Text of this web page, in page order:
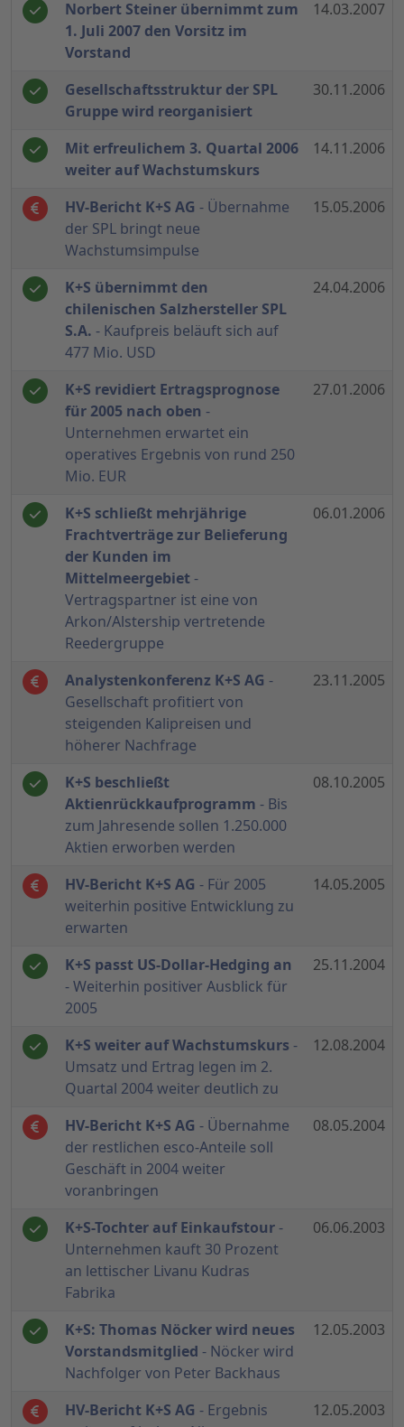
Norbert Steiner übernimmt zum
1. Juli 2007 den Vorsitz im
Vorstand
14.03.2007
Gesellschaftsstruktur der SPL
Gruppe wird reorganisiert
30.11.2006
Mit erfreulichem 3. Quartal 2006
weiter auf Wachstumskurs
14.11.2006
HV-Bericht K+S AG - Übernahme
der SPL bringt neue
Wachstumsimpulse
15.05.2006
K+S übernimmt den
chilenischen Salzhersteller SPL
S.A. - Kaufpreis beläuft sich auf
477 Mio. USD
24.04.2006
K+S revidiert Ertragsprognose
für 2005 nach oben -
Unternehmen erwartet ein
operatives Ergebnis von rund 250
Mio. EUR
27.01.2006
K+S schließt mehrjährige
Frachtverträge zur Belieferung
der Kunden im
Mittelmeergebiet-
Vertragspartner ist eine von
Arkon/Alstership vertretende
Reedergruppe
06.01.2006
Analystenkonferenz K+S AG -
Gesellschaft profitiert von
steigenden Kalipreisen und
höherer Nachfrage
23.11.2005
K+S beschließt
Aktienrückkaufprogramm - Bis
zum Jahresende sollen 1.250.000
Aktien erworben werden
08.10.2005
HV-Bericht K+S AG - Für 2005
weiterhin positive Entwicklung zu
erwarten
14.05.2005
K+S passt US-Dollar-Hedging an
- Weiterhin positiver Ausblick für
2005
25.11.2004
K+S weiter auf Wachstumskurs -
Umsatz und Ertrag legen im 2.
Quartal 2004 weiter deutlich zu
12.08.2004
HV-Bericht K+S AG - Übernahme
der restlichen esco-Anteile soll
Geschäft in 2004 weiter
voranbringen
08.05.2004
K+S-Tochter auf Einkaufstour -
Unternehmen kauft 30 Prozent
an lettischer Livanu Kudras
Fabrika
06.06.2003
K+S: Thomas Nöcker wird neues
Vorstandsmitglied - Nöcker wird
Nachfolger von Peter Backhaus
12.05.2003
HV-Bericht K+S AG - Ergebnis
12.05.2003